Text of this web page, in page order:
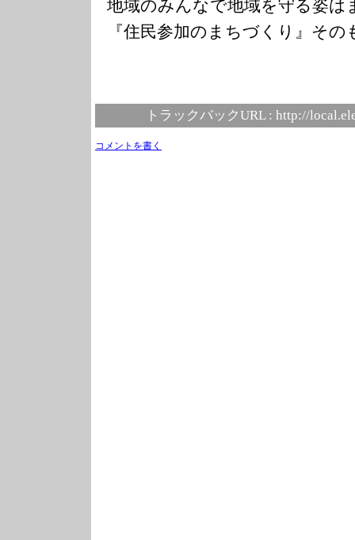
地域のみんなで地域を守る姿は
『住民参加のまちづくり』その
トラックバックURL : http://
コメントを書く